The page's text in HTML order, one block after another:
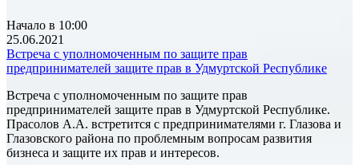
Начало в 10:00
25.06.2021
Встреча с уполномоченным по защите прав
предпринимателей защите прав в Удмуртской Республике
Встреча с уполномоченным по защите прав
предпринимателей защите прав в Удмуртской Республике.
Прасолов А.А. встретится с предпринимателями г. Глазова и
Глазовского района по проблемным вопросам развития
бизнеса и защите их прав и интересов.